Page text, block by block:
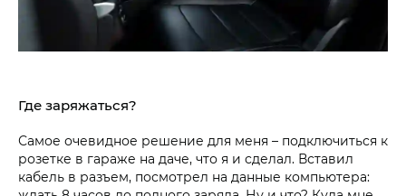
Где заряжаться?
Самое очевидное решение для меня – подключиться к
розетке в гараже на даче, что я и сделал. Вставил
кабель в разъем, посмотрел на данные компьютера: